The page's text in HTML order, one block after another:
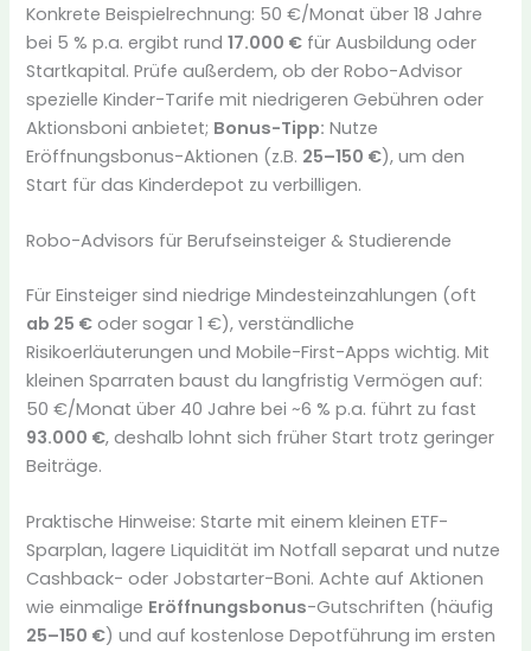
Konkrete Beispielrechnung: 50 €/Monat über 18 Jahre
bei 5 % p.a. ergibt rund17.000 € für Ausbildung oder
Startkapital. Prüfe außerdem, ob der Robo-Advisor
spezielle Kinder-Tarife mit niedrigeren Gebühren oder
Aktionsboni anbietet; Bonus-Tipp: Nutze
Eröffnungsbonus-Aktionen (z.B. 25–150 €), um den
Start für das Kinderdepot zu verbilligen.
Robo-Advisors für Berufseinsteiger & Studierende
Für Einsteiger sind niedrige Mindesteinzahlungen (oft
ab 25 € oder sogar 1 €), verständliche
Risikoerläuterungen und Mobile-First-Apps wichtig. Mit
kleinen Sparraten baust du langfristig Vermögen auf:
50 €/Monat über 40 Jahre bei ~6 % p.a. führt zu fast
93.000 €, deshalb lohnt sich früher Start trotz geringer
Beiträge.
Praktische Hinweise: Starte mit einem kleinen ETF-
Sparplan, lagere Liquidität im Notfall separat und nutze
Cashback- oder Jobstarter-Boni. Achte auf Aktionen
wie einmalige Eröffnungsbonus-Gutschriften (häufig
25–150 €) und auf kostenlose Depotführung im ersten